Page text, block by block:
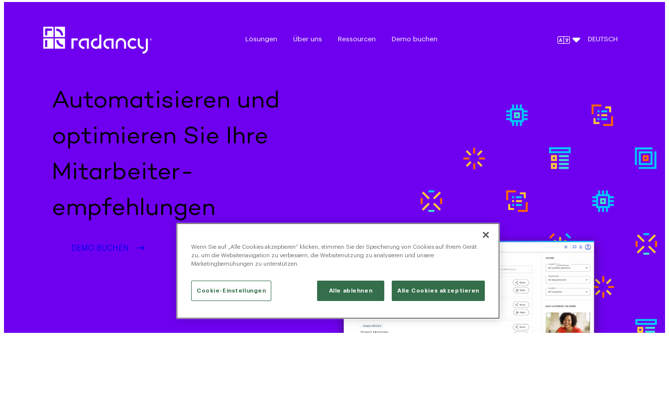
Lösungen Über uns Ressourcen Demo buchen DEUTSCH
Automatisieren und
optimieren Sie Ihre
Mitarbeiter­
empfehlungen
DEMO BUCHEN
Wenn Sie auf „Alle Cookies akzeptieren“ klicken, stimmen Sie der Speicherung von Cookies auf Ihrem Gerät
zu, um die Websitenavigation zu verbessern, die Websitenutzung zu analysieren und unsere
Marketingbemühungen zu unterstützen.
Alle ablehnen Alle Cookies akzeptieren
Cookie-Einstellungen